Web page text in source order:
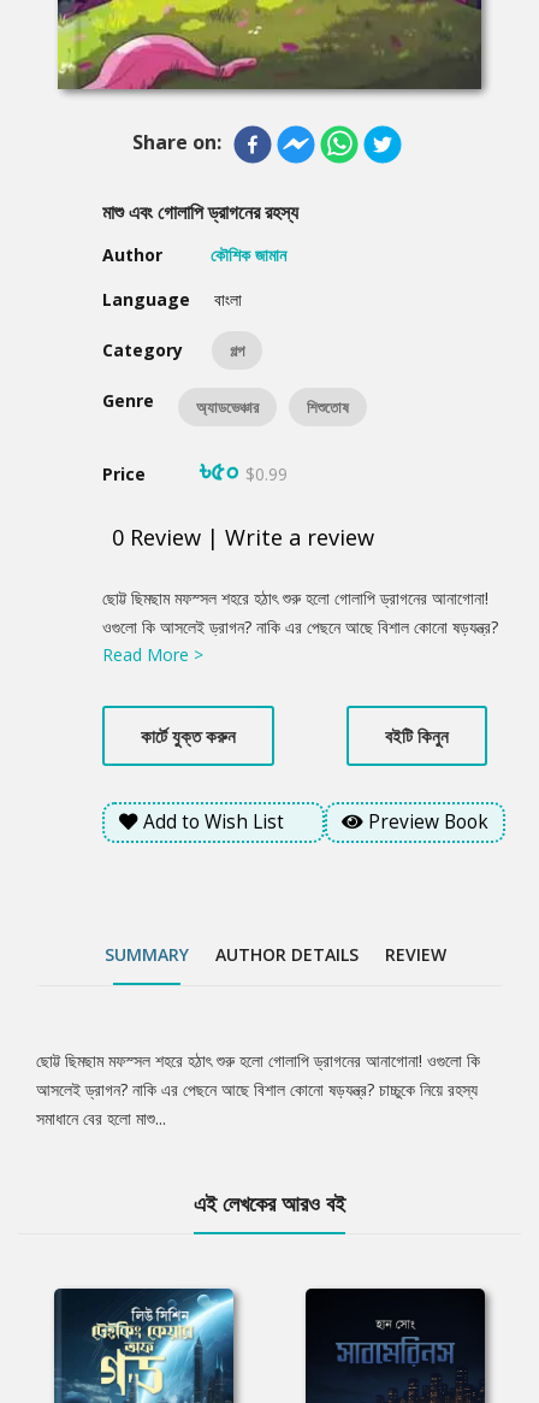
Share on:
মাশু এবং গোলাপি ড্রাগনের রহস্য
Author
কৌশিক জামান
Language
বাংলা
Category গল্প
Genre অ্যাডভেঞ্চার শিশুতোষ
Price ৳৫০ $0.99
0 Review | Write a review
Product
Summery
ছোট্ট ছিমছাম মফস্সল শহরে হঠাৎ শুরু হলো গোলাপি ড্রাগনের আনাগোনা!
ওগুলো কি আসলেই ড্রাগন? নাকি এর পেছনে আছে বিশাল কোনো ষড়যন্ত্র?
চাচ্চুকে নিয়ে রহস্য সমাধানে বের হলো মাশু...
Read More >
কার্টে যুক্ত করুন বইটি কিনুন
Add to Wish List Preview Book
SUMMARY AUTHOR DETAILS REVIEW
Tab
Article
ছোট্ট ছিমছাম মফস্সল শহরে হঠাৎ শুরু হলো গোলাপি ড্রাগনের আনাগোনা! ওগুলো কি
আসলেই ড্রাগন? নাকি এর পেছনে আছে বিশাল কোনো ষড়যন্ত্র? চাচ্চুকে নিয়ে রহস্য
সমাধানে বের হলো মাশু...
এই লেখকের আরও বই